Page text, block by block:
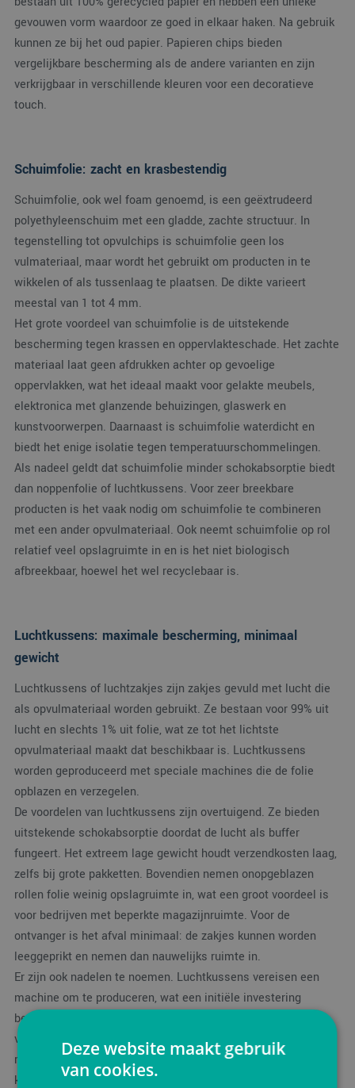
gevouwen vorm waardoor ze goed in elkaar haken. Na gebruik
kunnen ze bij het oud papier. Papieren chips bieden
vergelijkbare bescherming als de andere varianten en zijn
verkrijgbaar in verschillende kleuren voor een decoratieve
touch.
Schuimfolie: zacht en krasbestendig
Schuimfolie, ook wel foam genoemd, is een geëxtrudeerd
polyethyleenschuim met een gladde, zachte structuur. In
tegenstelling tot opvulchips is schuimfolie geen los
vulmateriaal, maar wordt het gebruikt om producten in te
wikkelen of als tussenlaag te plaatsen. De dikte varieert
meestal van 1 tot 4 mm.
Het grote voordeel van schuimfolie is de uitstekende
bescherming tegen krassen en oppervlakteschade. Het zachte
materiaal laat geen afdrukken achter op gevoelige
oppervlakken, wat het ideaal maakt voor gelakte meubels,
elektronica met glanzende behuizingen, glaswerk en
kunstvoorwerpen. Daarnaast is schuimfolie waterdicht en
biedt het enige isolatie tegen temperatuurschommelingen.
Als nadeel geldt dat schuimfolie minder schokabsorptie biedt
dan noppenfolie of luchtkussens. Voor zeer breekbare
producten is het vaak nodig om schuimfolie te combineren
met een ander opvulmateriaal. Ook neemt schuimfolie op rol
relatief veel opslagruimte in en is het niet biologisch
afbreekbaar, hoewel het wel recyclebaar is.
Luchtkussens: maximale bescherming, minimaal
gewicht
Luchtkussens of luchtzakjes zijn zakjes gevuld met lucht die
als opvulmateriaal worden gebruikt. Ze bestaan voor 99% uit
lucht en slechts 1% uit folie, wat ze tot het lichtste
opvulmateriaal maakt dat beschikbaar is. Luchtkussens
worden geproduceerd met speciale machines die de folie
opblazen en verzegelen.
De voordelen van luchtkussens zijn overtuigend. Ze bieden
uitstekende schokabsorptie doordat de lucht als buffer
fungeert. Het extreem lage gewicht houdt verzendkosten laag,
zelfs bij grote pakketten. Bovendien nemen onopgeblazen
rollen folie weinig opslagruimte in, wat een groot voordeel is
voor bedrijven met beperkte magazijnruimte. Voor de
ontvanger is het afval minimaal: de zakjes kunnen worden
leeggeprikt en nemen dan nauwelijks ruimte in.
Er zijn ook nadelen te noemen. Luchtkussens vereisen een
machine om te produceren, wat een initiële investering
betekent. Voor kleinschalige verzenders bestaan er wel
voorgevulde luchtkussens in dispenserdozen, maar deze zijn
relatief duurder. Daarnaast bieden luchtkussens geen
krasbescherming en moeten ze voor gevoelige oppervlakken
Deze website maakt gebruik
van cookies.